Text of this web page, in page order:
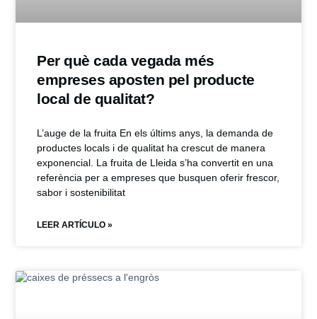
Per què cada vegada més
empreses aposten pel producte
local de qualitat?
L’auge de la fruita En els últims anys, la demanda de
productes locals i de qualitat ha crescut de manera
exponencial. La fruita de Lleida s’ha convertit en una
referència per a empreses que busquen oferir frescor,
sabor i sostenibilitat
LEER ARTÍCULO »